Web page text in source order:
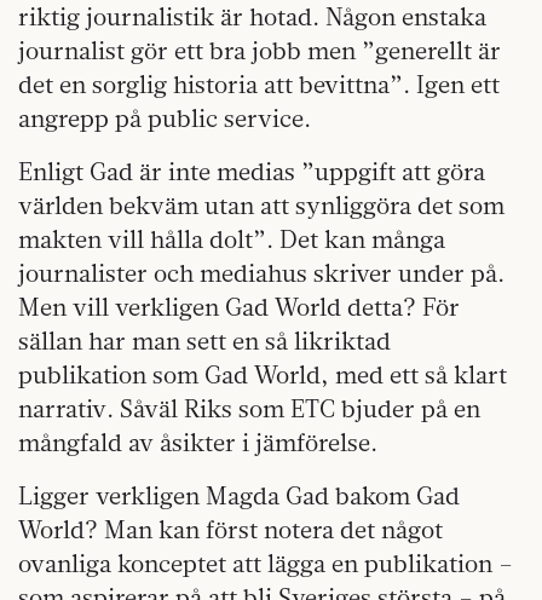
riktig journalistik är hotad. Någon enstaka
journalist gör ett bra jobb men ”generellt är
det en sorglig historia att bevittna”. Igen ett
angrepp på public service.
Enligt Gad är inte medias ”uppgift att göra
världen bekväm utan att synliggöra det som
makten vill hålla dolt”. Det kan många
journalister och mediahus skriver under på.
Men vill verkligen Gad World detta? För
sällan har man sett en så likriktad
publikation som Gad World, med ett så klart
narrativ. Såväl Riks som ETC bjuder på en
mångfald av åsikter i jämförelse.
Ligger verkligen Magda Gad bakom Gad
World? Man kan först notera det något
ovanliga konceptet att lägga en publikation –